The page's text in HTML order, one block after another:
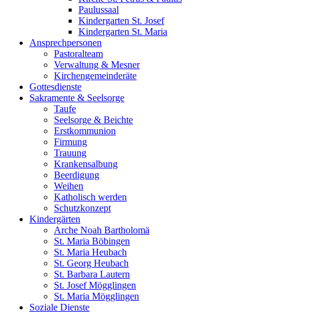
Paulussaal
Kindergarten St. Josef
Kindergarten St. Maria
Ansprechpersonen
Pastoralteam
Verwaltung & Mesner
Kirchengemeinderäte
Gottesdienste
Sakramente & Seelsorge
Taufe
Seelsorge & Beichte
Erstkommunion
Firmung
Trauung
Krankensalbung
Beerdigung
Weihen
Katholisch werden
Schutzkonzept
Kindergärten
Arche Noah Bartholomä
St. Maria Böbingen
St. Maria Heubach
St. Georg Heubach
St. Barbara Lautern
St. Josef Mögglingen
St. Maria Mögglingen
Soziale Dienste